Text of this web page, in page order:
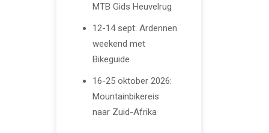
MTB Gids Heuvelrug
12-14 sept: Ardennen
weekend met
Bikeguide
16-25 oktober 2026:
Mountainbikereis
naar Zuid-Afrika